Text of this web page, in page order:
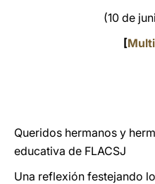
(10 de
[
Queridos hermanos y
educativa de FLACSJ
Una reflexión festejando